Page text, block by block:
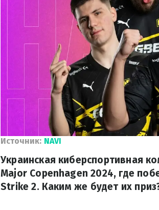
Источник: NAVI
Украинская киберспортивная
Major Copenhagen 2024, где
Strike 2. Каким же будет их